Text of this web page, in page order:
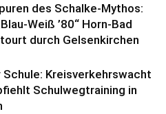
des Schalke-Mythos:
Weiß ’80“ Horn-Bad
durch Gelsenkirchen
Schule: Kreisverkehrswacht
Schulwegtraining in